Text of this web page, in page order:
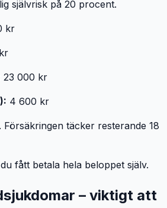
självrisk på 20 procent.
kr
23 000 kr
4 600 kr
täcker resterande 18
fått betala hela beloppet själv.
– viktigt att